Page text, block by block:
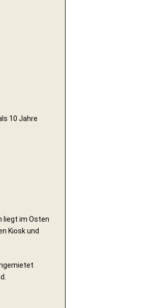
10 Jahre
liegt im Osten
Kiosk und